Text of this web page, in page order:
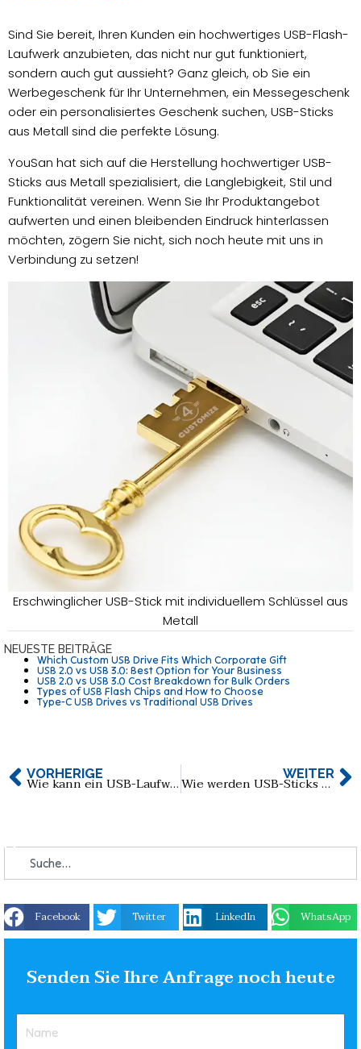
Sind Sie bereit, Ihren Kunden ein hochwertiges USB-Flash-
Laufwerk anzubieten, das nicht nur gut funktioniert,
sondern auch gut aussieht? Ganz gleich, ob Sie ein
Werbegeschenk für Ihr Unternehmen, ein Messegeschenk
oder ein personalisiertes Geschenk suchen, USB-Sticks
aus Metall sind die perfekte Lösung.
YouSan hat sich auf die Herstellung hochwertiger USB-
Sticks aus Metall spezialisiert, die Langlebigkeit, Stil und
Funktionalität vereinen. Wenn Sie Ihr Produktangebot
aufwerten und einen bleibenden Eindruck hinterlassen
möchten, zögern Sie nicht, sich noch heute mit uns in
Verbindung zu setzen!
Erschwinglicher USB-Stick mit individuellem Schlüssel aus
Metall
NEUESTE BEITRÄGE
Which Custom USB Drive Fits Which Corporate Gift
USB 2.0 vs USB 3.0: Best Option for Your Business
USB 2.0 vs USB 3.0 Cost Breakdown for Bulk Orders
Types of USB Flash Chips and How to Choose
Type-C USB Drives vs Traditional USB Drives
VORHERIGE Wie kann ein USB-Laufwerk mit Fingerabdruck die Zukunft der sicheren Datenspeicherung prägen? WEITER
Wie werden USB-Sticks aus Leder hergestellt und wann sind sie perfekt für den Einsatz?
Facebook Twitter LinkedIn WhatsApp
Senden Sie Ihre Anfrage noch heute